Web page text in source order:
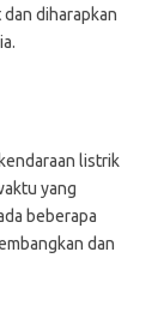
diharapkan
listrik
yang
beberapa
dan